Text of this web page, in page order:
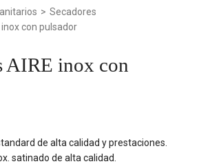
> Secadores
con pulsador
AIRE inox con
de alta calidad y prestaciones.
satinado de alta calidad.